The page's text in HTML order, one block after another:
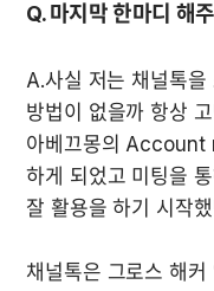
Q. 마지막 한마디 해
A.사실 저는 채널톡
방법이 없을까 항상
아베끄몽의 Account
하게 되었고 미팅을
잘 활용을 하기 시작
채널톡은 그로스 해